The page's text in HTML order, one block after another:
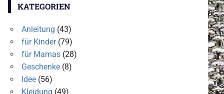
KATEGORIEN
Anleitung (43)
für Kinder(79)
für Mamas(28)
Geschenke(8)
Idee(56)
Kleidung (49)